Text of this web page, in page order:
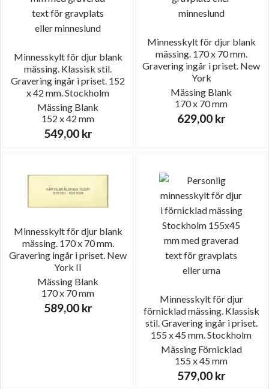
Minnesskylt för djur blank
mässing. Klassisk stil.
Gravering ingår i priset. 152
x 42 mm. Stockholm
Mässing Blank
152 x 42 mm
549,00 kr
Minnesskylt för djur blank
mässing. 170 x 70 mm.
Gravering ingår i priset. New
York
Mässing Blank
170 x 70 mm
629,00 kr
Minnesskylt för djur blank
mässing. 170 x 70 mm.
Gravering ingår i priset. New
York II
Mässing Blank
170 x 70 mm
589,00 kr
Minnesskylt för djur
förnicklad mässing. Klassisk
stil. Gravering ingår i priset.
155 x 45 mm. Stockholm
Mässing Förnicklad
155 x 45 mm
579,00 kr